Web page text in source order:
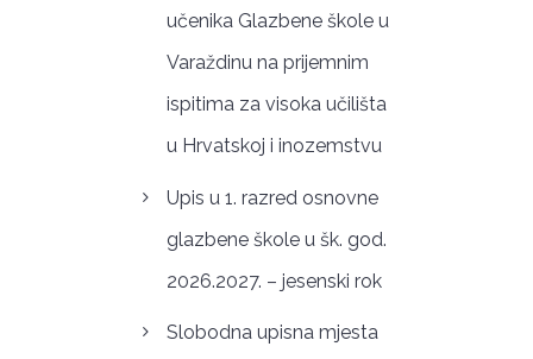
učenika Glazbene škole u
Varaždinu na prijemnim
ispitima za visoka učilišta
u Hrvatskoj i inozemstvu
Upis u 1. razred osnovne
glazbene škole u šk. god.
2026.2027. – jesenski rok
Slobodna upisna mjesta